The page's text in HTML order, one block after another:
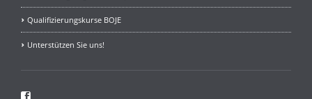
Qualifizierungskurse BOJE
Unterstützen Sie uns!